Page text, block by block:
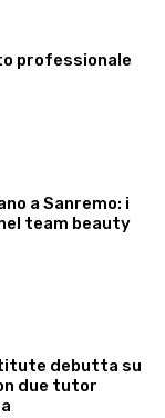
professionale
a Sanremo: i
team beauty
debutta su
due tutor